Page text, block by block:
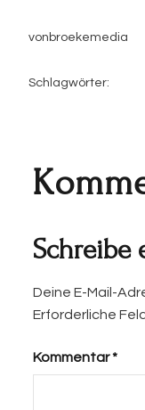
von broekemedia
Schlagwörter:
Schreibe
Deine E-Mail-
Erforderliche
Kommentar*